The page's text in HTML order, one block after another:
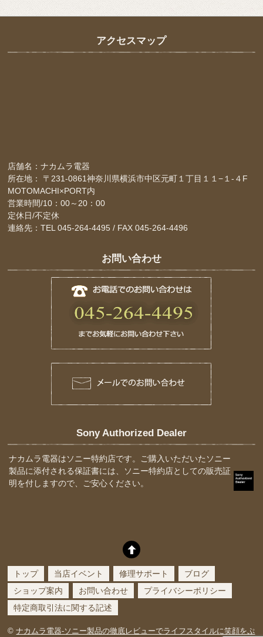
アクセスマップ
店舗名：ナカムラ電器
所在地： 〒231-0861神奈川県横浜市中区元町１丁目１１−１-４F
MOTOMACHI×PORT内
営業時間/10：00～20：00
定休日/不定休
連絡先：TEL 045-264-4495 / FAX 045-264-4496
お問い合わせ
Sony Authorized Dealer
ナカムラ電器はソニー特約店です。ご購入いただいたソニー
製品に添付される保証書には、ソニー特約店としての販売証
明を付しますので、ご安心ください。
トップ 当店イベント 修理サポート
ブログ
ショップ案内
お問い合わせ
プライバシーポリシー
特定商取引法に関する記述
©ナカムラ電器-ソニー製品の徹底レビューでライフスタイルに笑顔をぷ